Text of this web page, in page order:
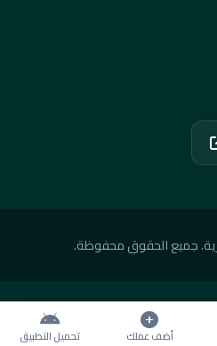
أضف عملك تحميل التطبيق